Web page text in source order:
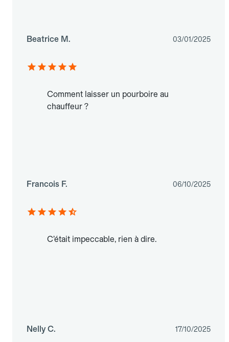
Beatrice M. 03/01/2025
Comment laisser un pourboire au
chauffeur ?
Francois F. 06/10/2025
C’était impeccable, rien à dire.
Nelly C. 17/10/2025